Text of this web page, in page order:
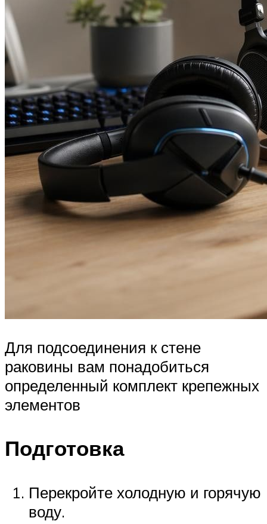
Для подсоединения к стене
раковины вам понадобиться
определенный комплект крепежных
элементов
Подготовка
Перекройте холодную и горячую
воду.